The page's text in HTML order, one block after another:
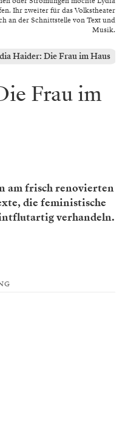
Ihr zweiter für das Volkstheater
an der Schnittstelle von Text und
Musik.
Haider: Die Frau im Haus
Frau im
am frisch renovierten
die feministische
verhandeln.